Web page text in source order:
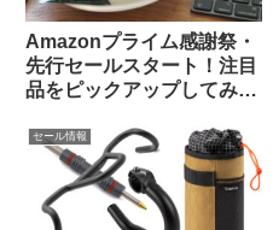
Amazonプライム感謝祭・
先行セールスタート！注目
品をピックアップしてみま
セール情報